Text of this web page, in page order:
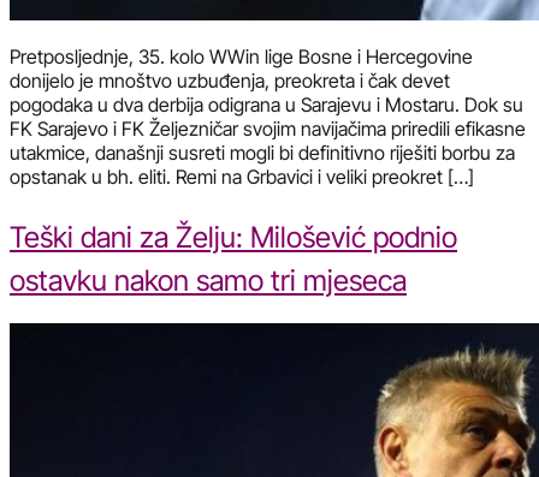
Pretposljednje, 35. kolo WWin lige Bosne i Hercegovine
donijelo je mnoštvo uzbuđenja, preokreta i čak devet
pogodaka u dva derbija odigrana u Sarajevu i Mostaru. Dok su
FK Sarajevo i FK Željezničar svojim navijačima priredili efikasne
utakmice, današnji susreti mogli bi definitivno riješiti borbu za
opstanak u bh. eliti. Remi na Grbavici i veliki preokret […]
Teški dani za Želju: Milošević podnio
ostavku nakon samo tri mjeseca